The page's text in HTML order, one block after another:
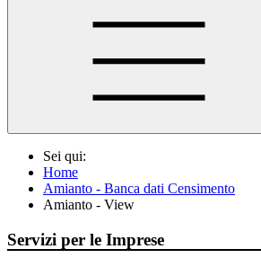
Sei qui:
Home
Amianto - Banca dati Censimento
Amianto - View
Servizi per le Imprese